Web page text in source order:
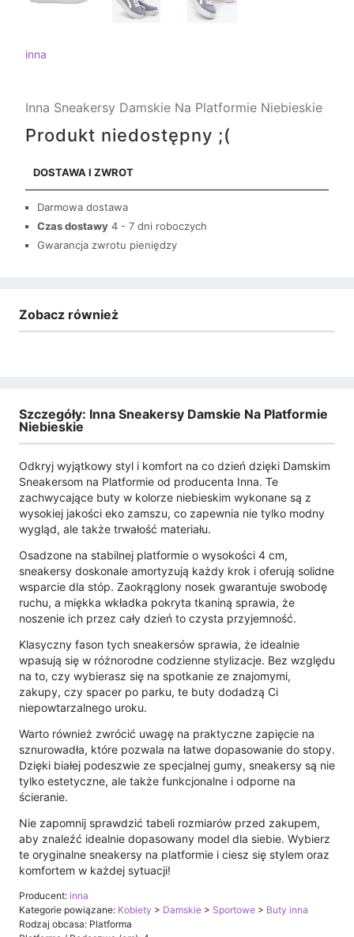
inna
Inna Sneakersy Damskie Na Platformie Niebieskie
Produkt niedostępny ;(
DOSTAWA I ZWROT
Darmowa dostawa
Czas dostawy 4 - 7 dni roboczych
Gwarancja zwrotu pieniędzy
Zobacz również
Szczegóły: Inna Sneakersy Damskie Na Platformie
Niebieskie
Odkryj wyjątkowy styl i komfort na co dzień dzięki Damskim
Sneakersom na Platformie od producenta Inna. Te
zachwycające buty w kolorze niebieskim wykonane są z
wysokiej jakości eko zamszu, co zapewnia nie tylko modny
wygląd, ale także trwałość materiału.
Osadzone na stabilnej platformie o wysokości 4 cm,
sneakersy doskonale amortyzują każdy krok i oferują solidne
wsparcie dla stóp. Zaokrąglony nosek gwarantuje swobodę
ruchu, a miękka wkładka pokryta tkaniną sprawia, że
noszenie ich przez cały dzień to czysta przyjemność.
Klasyczny fason tych sneakersów sprawia, że idealnie
wpasują się w różnorodne codzienne stylizacje. Bez względu
na to, czy wybierasz się na spotkanie ze znajomymi,
zakupy, czy spacer po parku, te buty dodadzą Ci
niepowtarzalnego uroku.
Warto również zwrócić uwagę na praktyczne zapięcie na
sznurowadła, które pozwala na łatwe dopasowanie do stopy.
Dzięki białej podeszwie ze specjalnej gumy, sneakersy są nie
tylko estetyczne, ale także funkcjonalne i odporne na
ścieranie.
Nie zapomnij sprawdzić tabeli rozmiarów przed zakupem,
aby znaleźć idealnie dopasowany model dla siebie. Wybierz
te oryginalne sneakersy na platformie i ciesz się stylem oraz
komfortem w każdej sytuacji!
Producent: inna
Kategorie powiązane: Kobiety > Damskie > Sportowe > Buty inna
Rodzaj obcasa: Platforma